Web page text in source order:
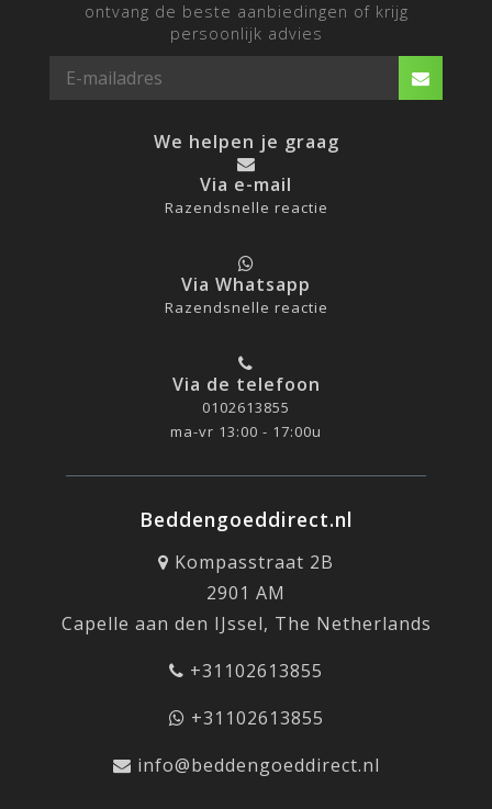
ontvang de beste aanbiedingen of krijg
persoonlijk advies
We helpen je graag
Via e-mail
Razendsnelle reactie
Via Whatsapp
Razendsnelle reactie
Via de telefoon
0102613855
ma-vr 13:00 - 17:00u
Beddengoeddirect.nl
Kompasstraat 2B
2901 AM
Capelle aan den IJssel, The Netherlands
+31102613855
+31102613855
info@beddengoeddirect.nl